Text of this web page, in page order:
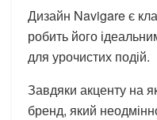
Дизайн Navigare є
робить його
для урочистих подій.
Завдяки акценту на
бренд, який